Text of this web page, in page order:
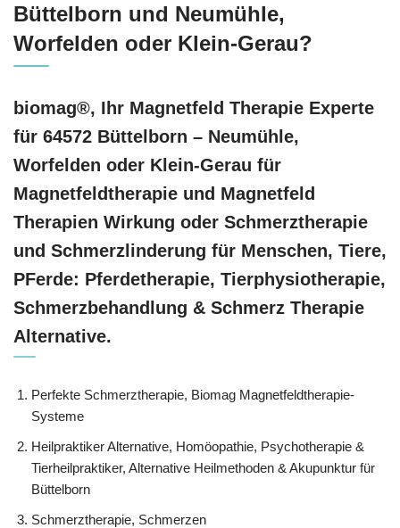
Büttelborn und Neumühle,
Worfelden oder Klein-Gerau?
biomag®, Ihr Magnetfeld Therapie Experte
für 64572 Büttelborn – Neumühle,
Worfelden oder Klein-Gerau für
Magnetfeldtherapie und Magnetfeld
Therapien Wirkung oder Schmerztherapie
und Schmerzlinderung für Menschen, Tiere,
PFerde: Pferdetherapie, Tierphysiotherapie,
Schmerzbehandlung & Schmerz Therapie
Alternative.
Perfekte Schmerztherapie, Biomag Magnetfeldtherapie-
Systeme
Heilpraktiker Alternative, ‎Homöopathie, ‎Psychotherapie &
‎Tierheilpraktiker, Alternative Heilmethoden & Akupunktur für
Büttelborn
Schmerztherapie, Schmerzen